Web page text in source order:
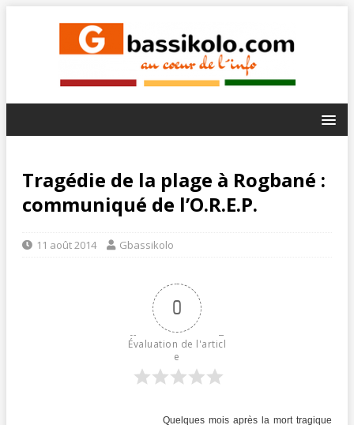
Tragédie de la plage à Rogbané :
communiqué de l’O.R.E.P.
11 août 2014 Gbassikolo
0
Évaluation de l'articl
e
Quelques mois après la mort tragique